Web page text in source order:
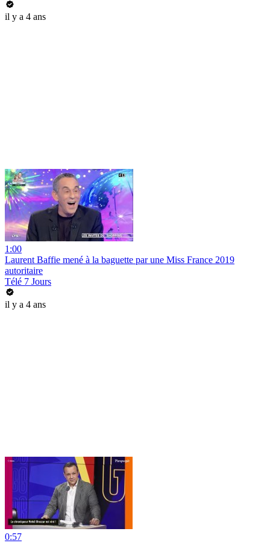
il y a 4 ans
1:00
Laurent Baffie mené à la baguette par une Miss France 2019
autoritaire
Télé 7 Jours
il y a 4 ans
0:57